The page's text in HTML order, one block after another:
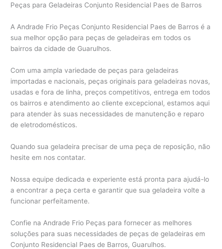
Peças para Geladeiras Conjunto Residencial Paes de Barros
A Andrade Frio Peças Conjunto Residencial Paes de Barros é a
sua melhor opção para peças de geladeiras em todos os
bairros da cidade de Guarulhos.
Com uma ampla variedade de peças para geladeiras
importadas e nacionais, peças originais para geladeiras novas,
usadas e fora de linha, preços competitivos, entrega em todos
os bairros e atendimento ao cliente excepcional, estamos aqui
para atender às suas necessidades de manutenção e reparo
de eletrodomésticos.
Quando sua geladeira precisar de uma peça de reposição, não
hesite em nos contatar.
Nossa equipe dedicada e experiente está pronta para ajudá-lo
a encontrar a peça certa e garantir que sua geladeira volte a
funcionar perfeitamente.
Confie na Andrade Frio Peças para fornecer as melhores
soluções para suas necessidades de peças de geladeiras em
Conjunto Residencial Paes de Barros, Guarulhos.